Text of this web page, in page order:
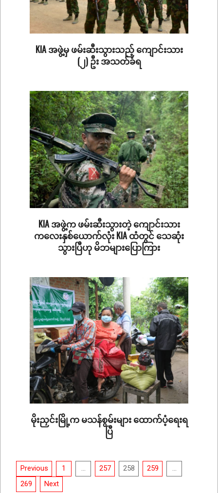
KIA အဖွဲ့မှ ဖမ်းဆီးသွားသည့် ကျောင်းသား
(၂) ဦး အသတ်ခံရ
23
KIA အဖွဲ့က ဖမ်းဆီးသွားတဲ့ ကျောင်းသား
ကလေးနှစ်ယောက်လုံး KIA ထံတွင် သေဆုံး
သွားပြီဟု မိဘများပြောကြား
23
မိုးညှင်းမြို့က မသန်စွမ်းများ ထောက်ပံ့ရေးရ
ပြီ
19
Posts
pagination
Previous 1 … 257 258 259
…
269
Next